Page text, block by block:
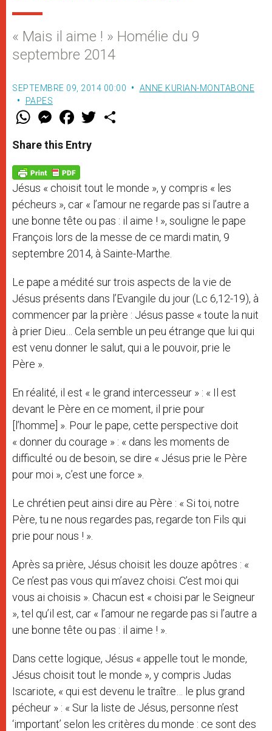
« Mais il aime ! » Homélie du 9
septembre 2014
SEPTEMBRE 09, 2014 00:00
ANNE KURIAN-MONTABONE
PAPES
W
t
s
p
p
M
e
s
e
g
e
r
F
a
e
b
o
k
w
Share this Entry
Jésus « choisit tout le monde », y compris « les
pécheurs », car « l’amour ne regarde pas si l’autre a
une bonne tête ou pas : il aime ! », souligne le pape
François lors de la messe de ce mardi matin, 9
septembre 2014, à Sainte-Marthe.
Le pape a médité sur trois aspects de la vie de
Jésus présents dans l’Evangile du jour (Lc 6,12-19), à
commencer par la prière : Jésus passe « toute la nuit
à prier Dieu… Cela semble un peu étrange que lui qui
est venu donner le salut, qui a le pouvoir, prie le
Père ».
En réalité, il est « le grand intercesseur » : « Il est
devant le Père en ce moment, il prie pour
[l’homme] ». Pour le pape, cette perspective doit
« donner du courage » : « dans les moments de
difficulté ou de besoin, se dire « Jésus prie le Père
pour moi », c’est une force ».
Le chrétien peut ainsi dire au Père : « Si toi, notre
Père, tu ne nous regardes pas, regarde ton Fils qui
prie pour nous ! ».
Après sa prière, Jésus choisit les douze apôtres : «
Ce n’est pas vous qui m’avez choisi. C’est moi qui
vous ai choisis ». Chacun est « choisi par le Seigneur
», tel qu’il est, car « l’amour ne regarde pas si l’autre a
une bonne tête ou pas : il aime ! ».
Dans cette logique, Jésus « appelle tout le monde,
Jésus choisit tout le monde », y compris Judas
Iscariote, « qui est devenu le traître… le plus grand
pécheur » : « Sur la liste de Jésus, personne n’est
‘important’ selon les critères du monde : ce sont des